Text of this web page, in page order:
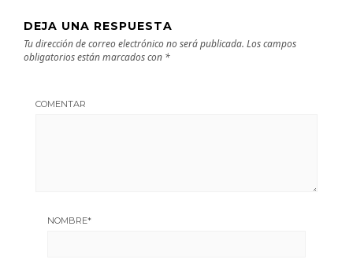
DEJA UNA RESPUESTA
Tu dirección de correo electrónico no será publicada. Los campos
obligatorios están marcados con *
COMENTAR
NOMBRE*